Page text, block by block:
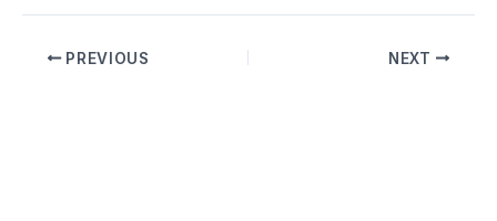
PREVIOUS NEXT